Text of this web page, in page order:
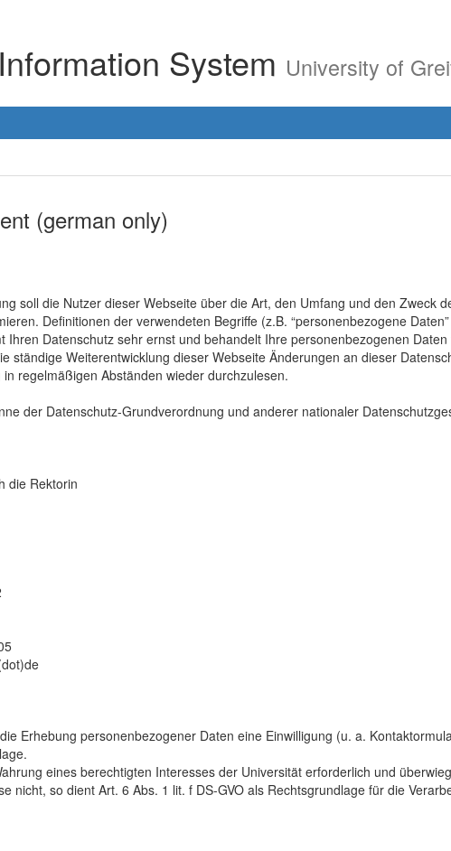
System University of
(german only)
soll die Nutzer dieser Webseite über die Art, den Umfang und den Zweck
Definitionen der verwendeten Begriffe (z.B. “personenbezogene
Ihren Datenschutz sehr ernst und behandelt Ihre personenbezogenen
ständige Weiterentwicklung dieser Webseite Änderungen an dieser
regelmäßigen Abständen wieder durchzulesen.
der Datenschutz-Grundverordnung und anderer nationaler
die Rektorin
Erhebung personenbezogener Daten eine Einwilligung (u. a.
eines berechtigten Interesses der Universität erforderlich und
nicht, so dient Art. 6 Abs. 1 lit. f DS-GVO als Rechtsgrundlage für die